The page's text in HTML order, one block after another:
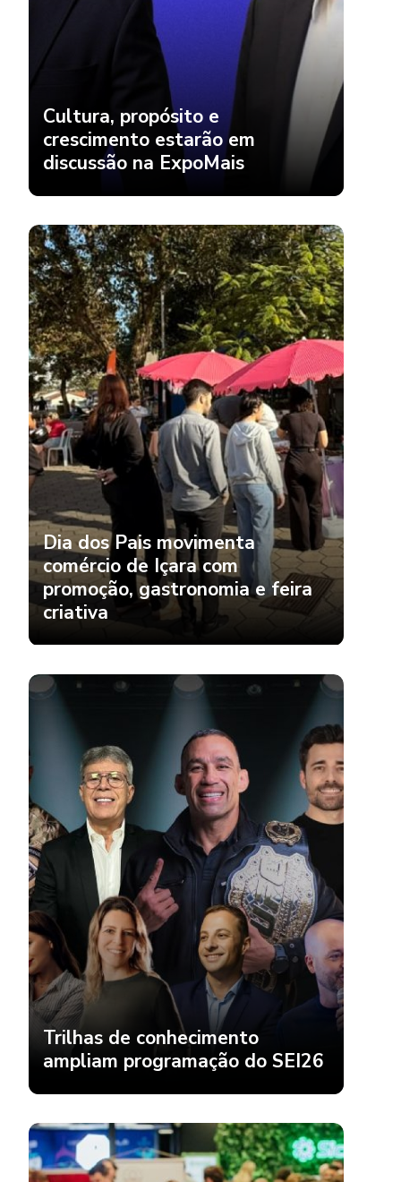
Cultura, propósito e
crescimento estarão em
discussão na ExpoMais
Dia dos Pais movimenta
comércio de Içara com
promoção, gastronomia e feira
criativa
Trilhas de conhecimento
ampliam programação do SEI26